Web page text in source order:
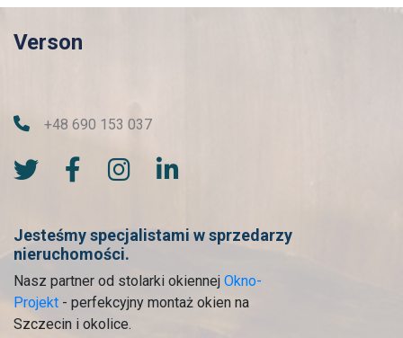
Verson
+48 690 153 037
Jesteśmy specjalistami w sprzedarzy
nieruchomości.
Nasz partner od stolarki okiennej Okno-
Projekt - perfekcyjny montaż okien na
Szczecin i okolice.